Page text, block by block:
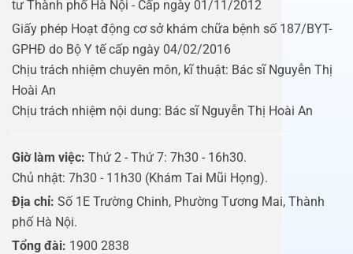
tư Thành phố Hà Nội - Cấp ngày 01/11/2012
Giấy phép Hoạt động cơ sở khám chữa bệnh số 187/BYT-
GPHĐ do Bộ Y tế cấp ngày 04/02/2016
Chịu trách nhiệm chuyên môn, kĩ thuật: Bác sĩ Nguyễn Thị
Hoài An
Chịu trách nhiệm nội dung: Bác sĩ Nguyễn Thị Hoài An
Giờ làm việc: Thứ 2 - Thứ 7: 7h30 - 16h30.
Chủ nhật: 7h30 - 11h30 (Khám Tai Mũi Họng).
Địa chỉ: Số 1E Trường Chinh, Phường Tương Mai, Thành
phố Hà Nội.
Tổng đài: 1900 2838